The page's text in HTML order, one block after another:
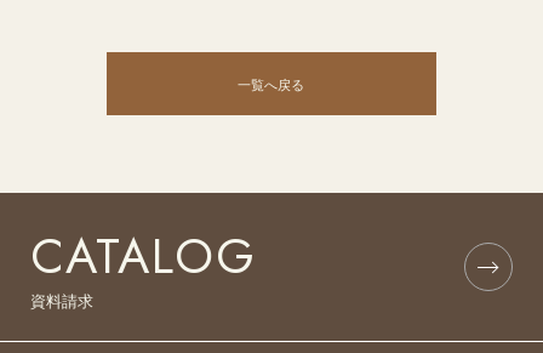
一覧へ戻る
CATALOG
資料請求